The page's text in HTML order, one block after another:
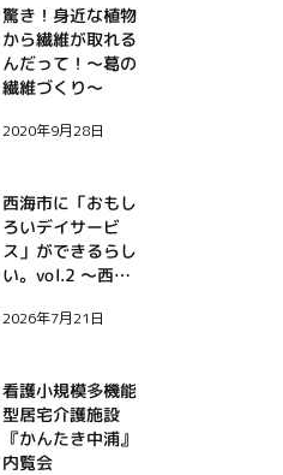
驚き！身近な植物
から繊維が取れる
んだって！〜葛の
繊維づくり〜
2020年9月28日
西海市に「おもし
ろいデイサービ
ス」ができるらし
い。vol.2 〜西海
がやってきた！〜
2026年7月21日
看護小規模多機能
型居宅介護施設
『かんたき中浦』
内覧会